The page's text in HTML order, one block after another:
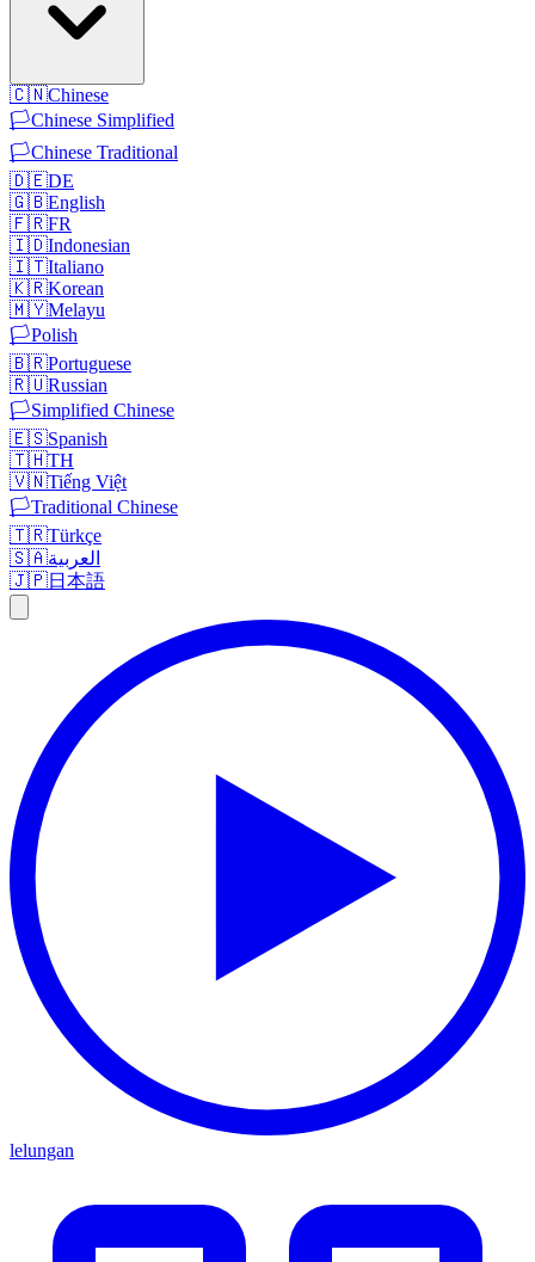
🇨🇳Chinese
🏳️Chinese Simplified
🏳️Chinese Traditional
🇩🇪DE
🇬🇧English
🇫🇷FR
🇮🇩Indonesian
🇮🇹Italiano
🇰🇷Korean
🇲🇾Melayu
🏳️Polish
🇧🇷Portuguese
🇷🇺Russian
🏳️Simplified Chinese
🇪🇸Spanish
🇹🇭TH
🇻🇳Tiếng Việt
🏳️Traditional Chinese
🇹🇷Türkçe
🇸🇦العربية
🇯🇵日本語
lelungan